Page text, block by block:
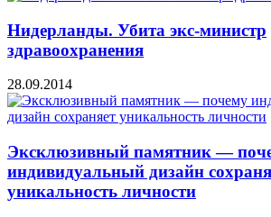
Нидерланды. Убита экс-министр
здравоохранения
28.09.2014
Эксклюзивный памятник —
индивидуальный дизайн
уникальность личности